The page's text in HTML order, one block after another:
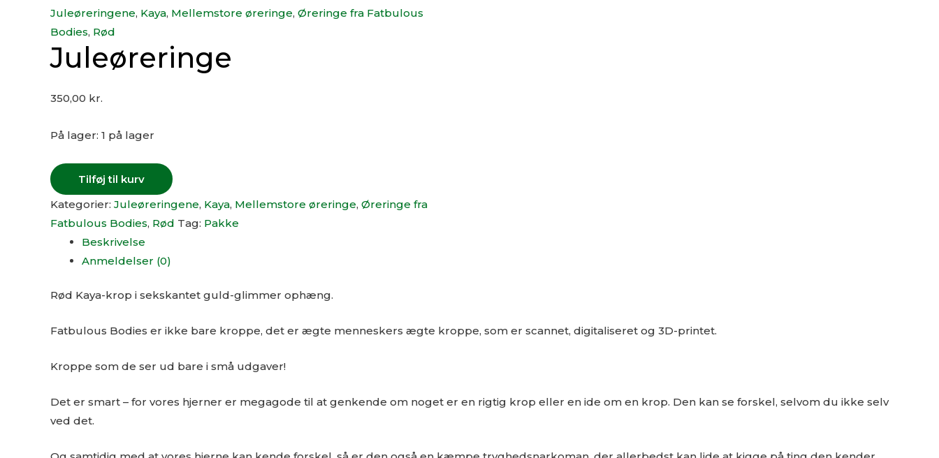
Juleøreringene, Kaya, Mellemstore øreringe, Øreringe fra Fatbulous
Bodies, Rød
Juleøreringe
350,00 kr.
På lager: 1 på lager
Tilføj til kurv
Kategorier: Juleøreringene, Kaya, Mellemstore øreringe, Øreringe fra
Fatbulous Bodies, Rød Tag: Pakke
Beskrivelse
Anmeldelser (0)
Rød Kaya-krop i sekskantet guld-glimmer ophæng.
Fatbulous Bodies er ikke bare kroppe, det er ægte menneskers ægte kroppe, som er scannet, digitaliseret og 3D-printet.
Kroppe som de ser ud bare i små udgaver!
Det er smart – for vores hjerner er megagode til at genkende om noget er en rigtig krop eller en ide om en krop. Den kan se forskel, selvom du ikke selv
ved det.